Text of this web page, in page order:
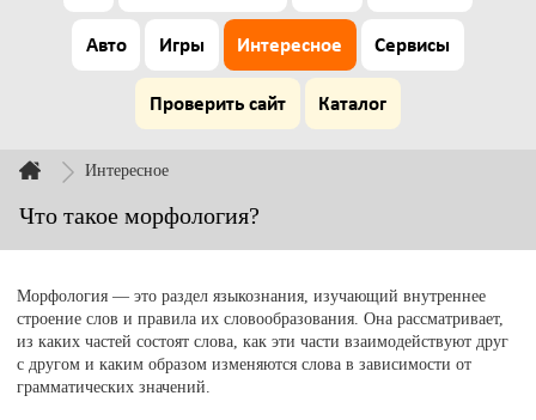
Авто Игры Интересное Сервисы
Проверить сайт Каталог
Интересное
Что такое морфология?
Морфология — это раздел языкознания, изучающий внутреннее
строение слов и правила их словообразования. Она рассматривает,
из каких частей состоят слова, как эти части взаимодействуют друг
с другом и каким образом изменяются слова в зависимости от
грамматических значений.